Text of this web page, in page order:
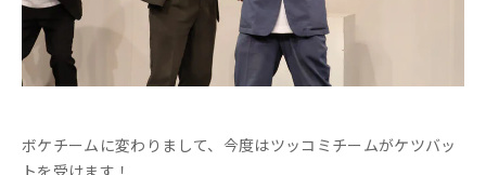
ボケチームに変わりまして、今度はツッコミチームがケツバッ
トを受けます！